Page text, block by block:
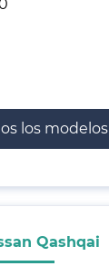
los modelos
Qashqai